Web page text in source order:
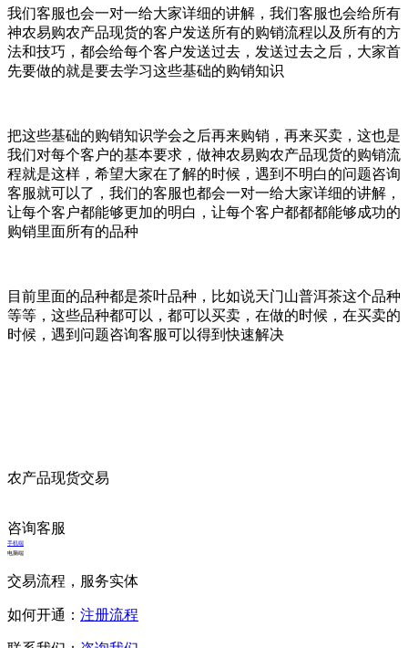
我们客服也会一对一给大家详细的讲解，我们客服也会给所有
神农易购农产品现货的客户发送所有的购销流程以及所有的方
法和技巧，都会给每个客户发送过去，发送过去之后，大家首
先要做的就是要去学习这些基础的购销知识
把这些基础的购销知识学会之后再来购销，再来买卖，这也是
我们对每个客户的基本要求，做神农易购农产品现货的购销流
程就是这样，希望大家在了解的时候，遇到不明白的问题咨询
客服就可以了，我们的客服也都会一对一给大家详细的讲解，
让每个客户都能够更加的明白，让每个客户都都都能够成功的
购销里面所有的品种
目前里面的品种都是茶叶品种，比如说天门山普洱茶这个品种
等等，这些品种都可以，都可以买卖，在做的时候，在买卖的
时候，遇到问题咨询客服可以得到快速解决
农产品现货交易
咨询客服
手机端
电脑端
交易流程，服务实体
如何开通： 注册流程